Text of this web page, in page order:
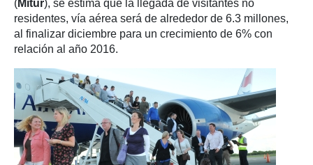
(Mitur), se estima que la llegada de visitantes no
residentes, vía aérea será de alrededor de 6.3 millones,
al finalizar diciembre para un crecimiento de 6% con
relación al año 2016.